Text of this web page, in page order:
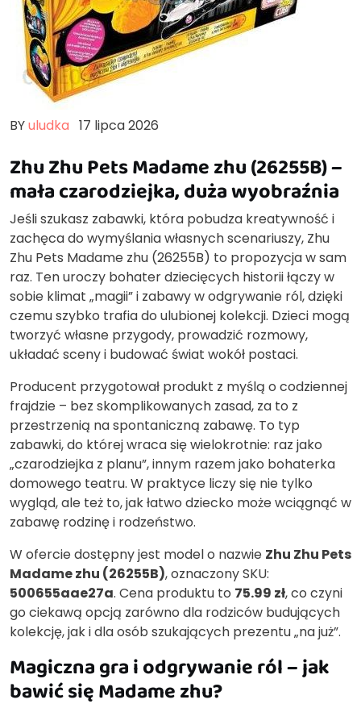
BYuludka 17 lipca 2026
Zhu Zhu Pets Madame zhu (26255B) –
mała czarodziejka, duża wyobraźnia
Jeśli szukasz zabawki, która pobudza kreatywność i
zachęca do wymyślania własnych scenariuszy, Zhu
Zhu Pets Madame zhu (26255B) to propozycja w sam
raz. Ten uroczy bohater dziecięcych historii łączy w
sobie klimat „magii” i zabawy w odgrywanie ról, dzięki
czemu szybko trafia do ulubionej kolekcji. Dzieci mogą
tworzyć własne przygody, prowadzić rozmowy,
układać sceny i budować świat wokół postaci.
Producent przygotował produkt z myślą o codziennej
frajdzie – bez skomplikowanych zasad, za to z
przestrzenią na spontaniczną zabawę. To typ
zabawki, do której wraca się wielokrotnie: raz jako
„czarodziejka z planu”, innym razem jako bohaterka
domowego teatru. W praktyce liczy się nie tylko
wygląd, ale też to, jak łatwo dziecko może wciągnąć w
zabawę rodzinę i rodzeństwo.
W ofercie dostępny jest model o nazwie Zhu Zhu Pets
Madame zhu (26255B), oznaczony SKU:
500655aae27a. Cena produktu to 75.99 zł, co czyni
go ciekawą opcją zarówno dla rodziców budujących
kolekcję, jak i dla osób szukających prezentu „na już”.
Magiczna gra i odgrywanie ról – jak
bawić się Madame zhu?